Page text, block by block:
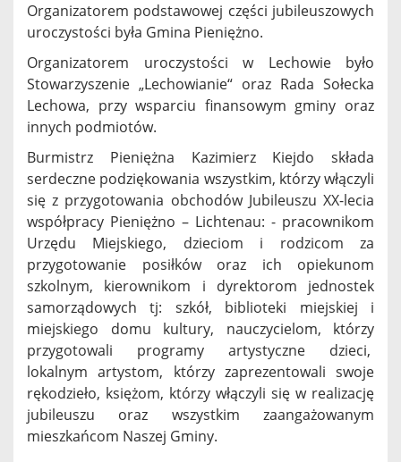
Organizatorem podstawowej części jubileuszowych
uroczystości była Gmina Pieniężno.
Organizatorem uroczystości w Lechowie było
Stowarzyszenie „Lechowianie“ oraz Rada Sołecka
Lechowa, przy wsparciu finansowym gminy oraz
innych podmiotów.
Burmistrz Pieniężna Kazimierz Kiejdo składa
serdeczne podziękowania wszystkim, którzy włączyli
się z przygotowania obchodów Jubileuszu XX-lecia
współpracy Pieniężno – Lichtenau: - pracownikom
Urzędu Miejskiego, dzieciom i rodzicom za
przygotowanie posiłków oraz ich opiekunom
szkolnym, kierownikom i dyrektorom jednostek
samorządowych tj: szkół, biblioteki miejskiej i
miejskiego domu kultury, nauczycielom, którzy
przygotowali programy artystyczne dzieci,
lokalnym artystom, którzy zaprezentowali swoje
rękodzieło, księżom, którzy włączyli się w realizację
jubileuszu oraz wszystkim zaangażowanym
mieszkańcom Naszej Gminy.